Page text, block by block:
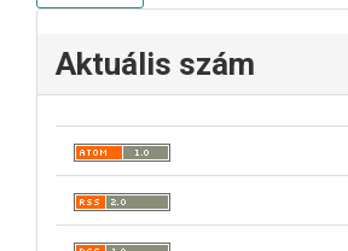
Aktuális szám